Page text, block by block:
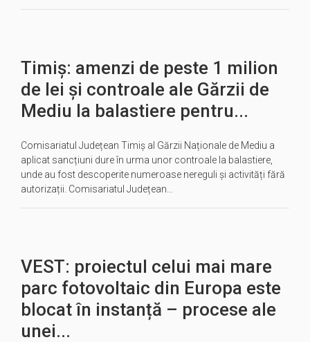
Timiș: amenzi de peste 1 milion
de lei și controale ale Gărzii de
Mediu la balastiere pentru...
Comisariatul Județean Timiș al Gărzii Naționale de Mediu a
aplicat sancțiuni dure în urma unor controale la balastiere,
unde au fost descoperite numeroase nereguli și activități fără
autorizații. Comisariatul Județean…
VEST: proiectul celui mai mare
parc fotovoltaic din Europa este
blocat în instanță – procese ale
unei...